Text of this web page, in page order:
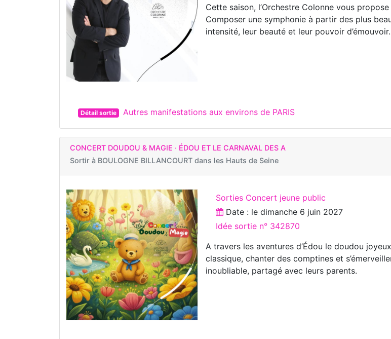
Cette saison, l’Orchestre Colonne vous
Composer une symphonie à partir des plus
intensité, leur beauté et leur pouvoir d’émouvoir.
Détail sortie Autres manifestations aux environs de PARIS
CONCERT DOUDOU & MAGIE · ÉDOU ET LE CARNAVAL DES A
Sortir à BOULOGNE BILLANCOURT dans les Hauts de Seine
Sorties Concert jeune public
Date : le dimanche 6 juin 2027
Idée sortie n° 342870
A travers les aventures d’Édou le doudou
classique, chanter des comptines et
inoubliable, partagé avec leurs parents.